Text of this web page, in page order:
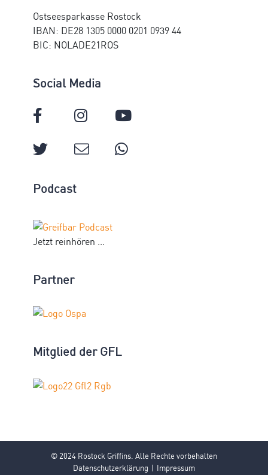
Ostseesparkasse Rostock
IBAN: DE28 1305 0000 0201 0939 44
BIC: NOLADE21ROS
Social Media
Podcast
Jetzt reinhören ...
Partner
Mitglied der GFL
© 2024 Rostock Griffins. Alle Rechte vorbehalten
Datenschutzerklärung
Impressum